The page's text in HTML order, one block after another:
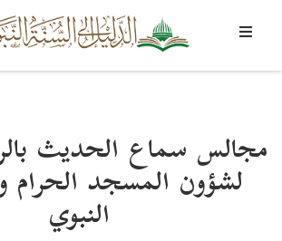
مجالس سماع الحديث
لشؤون المسجد الحرام
النبوي